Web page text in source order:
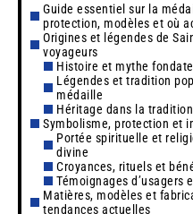
Guide essentiel sur la
protection, modèles et où
Origines et légendes de
voyageurs
Histoire et mythe
Légendes et tradition
médaille
Héritage dans la
Symbolisme, protection et
Portée spirituelle et
divine
Croyances, rituels et
Témoignages d’usagers
Matières, modèles et
tendances actuelles